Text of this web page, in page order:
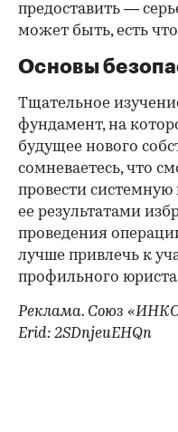
предоставить —
может быть, есть
Основы
Тщательное
фундамент, на
будущее нового
сомневаетесь, что
провести системную
ее результатами
проведения
лучше привлечь к
профильного
Реклама. Союз
Erid: 2SDnjeuEHQn